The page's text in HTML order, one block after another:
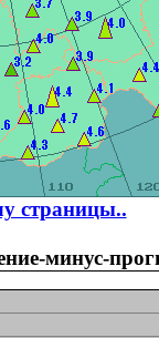
страницы..
минус-